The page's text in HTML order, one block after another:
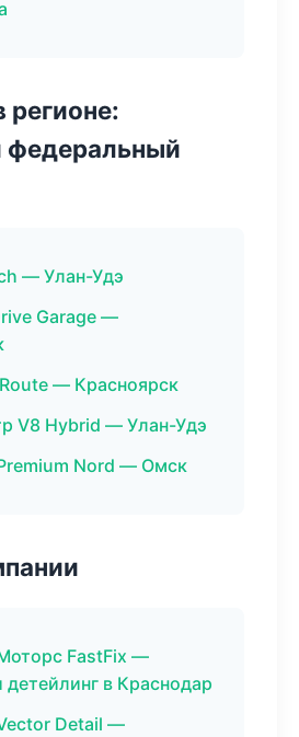
регионе:
федеральный
— Улан-Удэ
Garage —
— Красноярск
V8 Hybrid — Улан-Удэ
Nord — Омск
FastFix —
в Краснодар
Detail —